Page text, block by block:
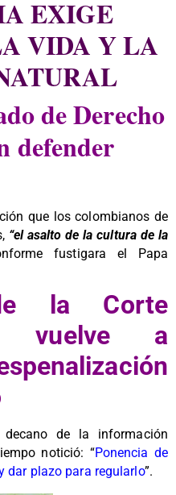
EXIGE
VIDA Y LA
de Derecho
defender
que los colombianos de
“el asalto de la cultura de la
fustigara el Papa
la Corte
vuelve a
de la información
notició: “Ponencia de
dar plazo para regularlo”.